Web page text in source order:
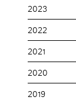
2023
2022
2021
2020
2019